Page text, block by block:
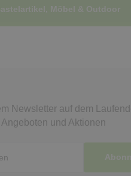
Möbel & Outdoor
Newsletter auf dem
und Aktionen